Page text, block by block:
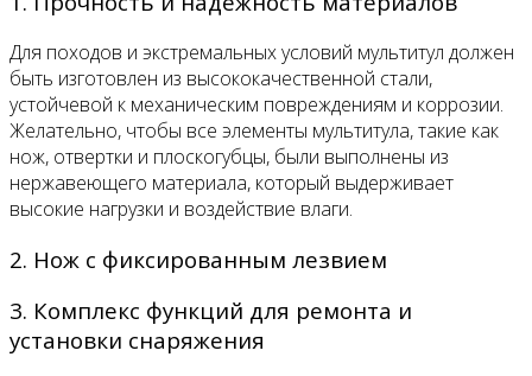
Для походов и экстремальных условий мультитул должен
быть изготовлен из высококачественной стали,
устойчевой к механическим повреждениям и коррозии.
Желательно, чтобы все элементы мультитула, такие как
нож, отвертки и плоскогубцы, были выполнены из
нержавеющего материала, который выдерживает
высокие нагрузки и воздействие влаги.
2. Нож с фиксированным лезвием
3. Комплекс функций для ремонта и
установки снаряжения